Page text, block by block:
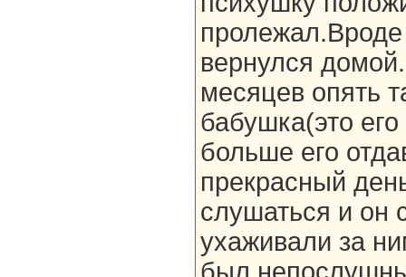
вернулся
месяцев опять
бабушка(это
больше его
прекрасный
слушаться и он
ухаживали за